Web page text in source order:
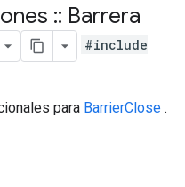
:: Barrera
#include
para BarrierClose .